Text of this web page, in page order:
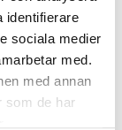
identifierare
sociala medier
med.
med annan
som de har
ÅK 1-3 (1-